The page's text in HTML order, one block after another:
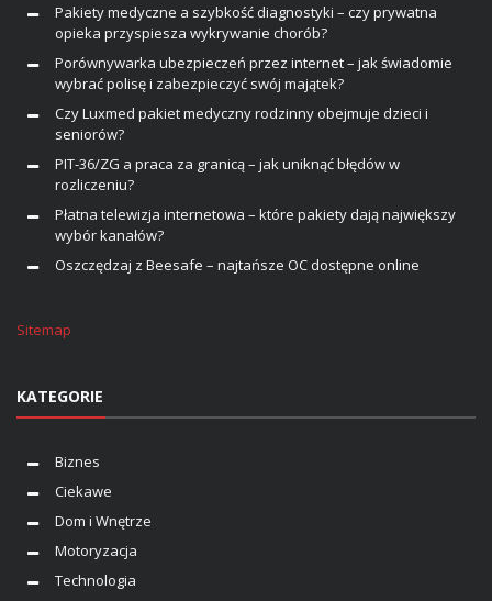
Pakiety medyczne a szybkość diagnostyki – czy prywatna
opieka przyspiesza wykrywanie chorób?
Porównywarka ubezpieczeń przez internet – jak świadomie
wybrać polisę i zabezpieczyć swój majątek?
Czy Luxmed pakiet medyczny rodzinny obejmuje dzieci i
seniorów?
PIT-36/ZG a praca za granicą – jak uniknąć błędów w
rozliczeniu?
Płatna telewizja internetowa – które pakiety dają największy
wybór kanałów?
Oszczędzaj z Beesafe – najtańsze OC dostępne online
Sitemap
KATEGORIE
Biznes
Ciekawe
Dom i Wnętrze
Motoryzacja
Technologia